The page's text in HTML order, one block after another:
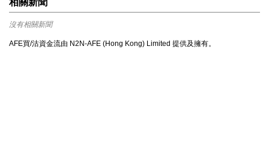
相關新聞
沒有相關新聞
AFE買/沽資金流由 N2N-AFE (Hong Kong) Limited 提供及擁有。